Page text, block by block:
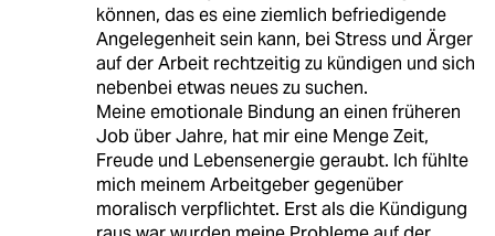
können, das es eine ziemlich befriedigende
Angelegenheit sein kann, bei Stress und Ärger
auf der Arbeit rechtzeitig zu kündigen und sich
nebenbei etwas neues zu suchen.
Meine emotionale Bindung an einen früheren
Job über Jahre, hat mir eine Menge Zeit,
Freude und Lebensenergie geraubt. Ich fühlte
mich meinem Arbeitgeber gegenüber
moralisch verpflichtet. Erst als die Kündigung